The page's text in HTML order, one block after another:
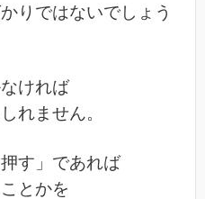
りではないでしょう
ければ
れません。
す」であれば
とかを